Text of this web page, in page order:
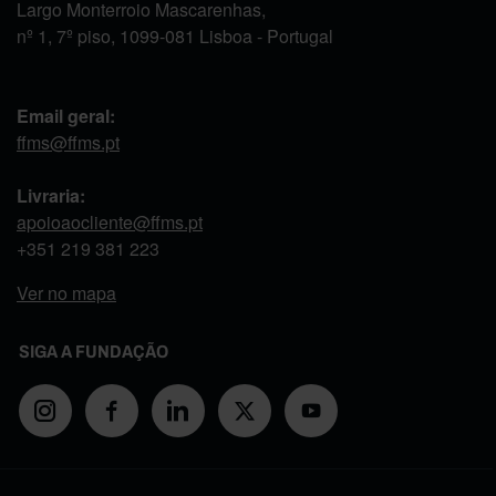
Largo Monterroio Mascarenhas,
nº 1, 7º piso, 1099-081 Lisboa - Portugal
Email geral:
ffms@ffms.pt
Livraria:
apoioaocliente@ffms.pt
+351 219 381 223
Ver no mapa
SIGA A FUNDAÇÃO